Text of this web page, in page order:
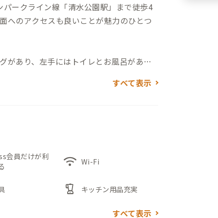
ークライン線「清水公園駅」まで徒歩4
へのアクセスも良いことが魅力のひとつ
があり、左手にはトイレとお風呂があり
ウッドデッキがあり、リラックスタイム
利用ください。
すべて表示
会員だけが利
wifi Wi-Fi
blender キッチン用品充実
すべて表示